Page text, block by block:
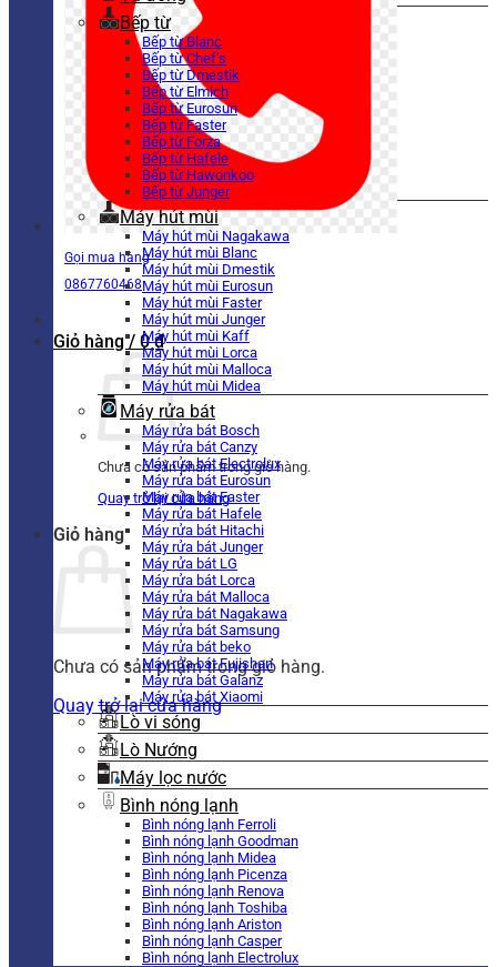
Gọi mua hàng
0867760468
Giỏ hàng / 0₫
Chưa có sản phẩm trong giỏ hàng.
Quay trở lại cửa hàng
Giỏ hàng
Chưa có sản phẩm trong giỏ hàng.
Quay trở lại cửa hàng
Bếp từ
Bếp từ Blanc
Bếp từ Chef’s
Bếp từ Dmestik
Bếp từ Elmich
Bếp từ Eurosun
Bếp từ Faster
Bếp từ Forza
Bếp từ Hafele
Bếp từ Hawonkoo
Bếp từ Junger
Máy hút mùi
Máy hút mùi Nagakawa
Máy hút mùi Blanc
Máy hút mùi Dmestik
Máy hút mùi Eurosun
Máy hút mùi Faster
Máy hút mùi Junger
Máy hút mùi Kaff
Máy hút mùi Lorca
Máy hút mùi Malloca
Máy hút mùi Midea
Máy rửa bát
Máy rửa bát Bosch
Máy rửa bát Canzy
Máy rửa bát Electrolux
Máy rửa bát Eurosun
Máy rửa bát Faster
Máy rửa bát Hafele
Máy rửa bát Hitachi
Máy rửa bát Junger
Máy rửa bát LG
Máy rửa bát Lorca
Máy rửa bát Malloca
Máy rửa bát Nagakawa
Máy rửa bát Samsung
Máy rửa bát beko
Máy rửa bát Fujishan
Máy rửa bát Galanz
Máy rửa bát Xiaomi
Lò vi sóng
Lò Nướng
Máy lọc nước
Bình nóng lạnh
Bình nóng lạnh Ferroli
Bình nóng lạnh Goodman
Bình nóng lạnh Midea
Bình nóng lạnh Picenza
Bình nóng lạnh Renova
Bình nóng lạnh Toshiba
Bình nóng lạnh Ariston
Bình nóng lạnh Casper
Bình nóng lạnh Electrolux